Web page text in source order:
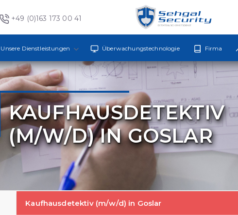
+49 (0)163 173 00 41
Unsere Dienstleistungen Überwachungstechnologie Firma
KAUFHAUSDETEKTIV
(M/W/D) IN GOSLAR
Kaufhausdetektiv (m/w/d) in Goslar